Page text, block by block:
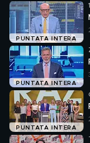
PUNTATA INTERA
PUNTATA INTERA
PUNTATA INTERA